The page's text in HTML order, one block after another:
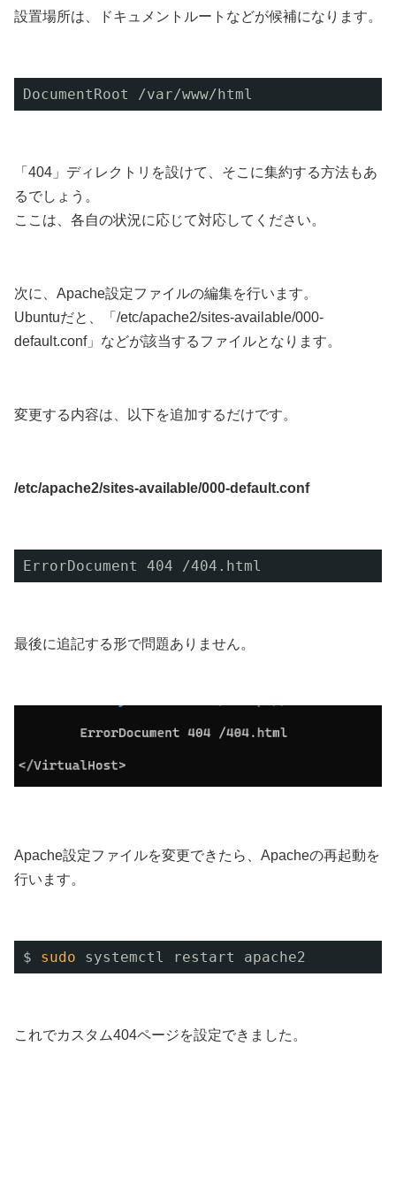
設置場所は、ドキュメントルートなどが候補になります。
DocumentRoot /var/www/html
「404」ディレクトリを設けて、そこに集約する方法もあ
るでしょう。
ここは、各自の状況に応じて対応してください。
次に、Apache設定ファイルの編集を行います。
Ubuntuだと、「/etc/apache2/sites-available/000-
default.conf」などが該当するファイルとなります。
変更する内容は、以下を追加するだけです。
/etc/apache2/sites-available/000-default.conf
ErrorDocument 404 /404.html
最後に追記する形で問題ありません。
Apache設定ファイルを変更できたら、Apacheの再起動を
行います。
$ sudo systemctl restart apache2
これでカスタム404ページを設定できました。